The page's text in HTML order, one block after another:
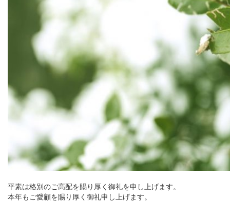
平素は格別のご高配を賜り厚く御礼を申し上げます。
本年もご愛顧を賜り厚く御礼申し上げます。